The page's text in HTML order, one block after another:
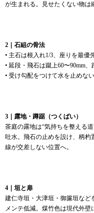
が生まれる。見せたくない物は
2｜石組の骨法
• 主石は根入れ1/3、座りを最優
• 延段・飛石は蹴上60〜90mm
• 受け勾配をつけて水を止めな
3｜露地・蹲踞（つくばい）
茶庭の露地は“気持ちを整える
吐水。飛石の止めを設け、柄杓
線が交差しない位置へ。
4｜垣と扉
建仁寺垣・大津垣・御簾垣など
メンテ低減。煤竹色は現代外